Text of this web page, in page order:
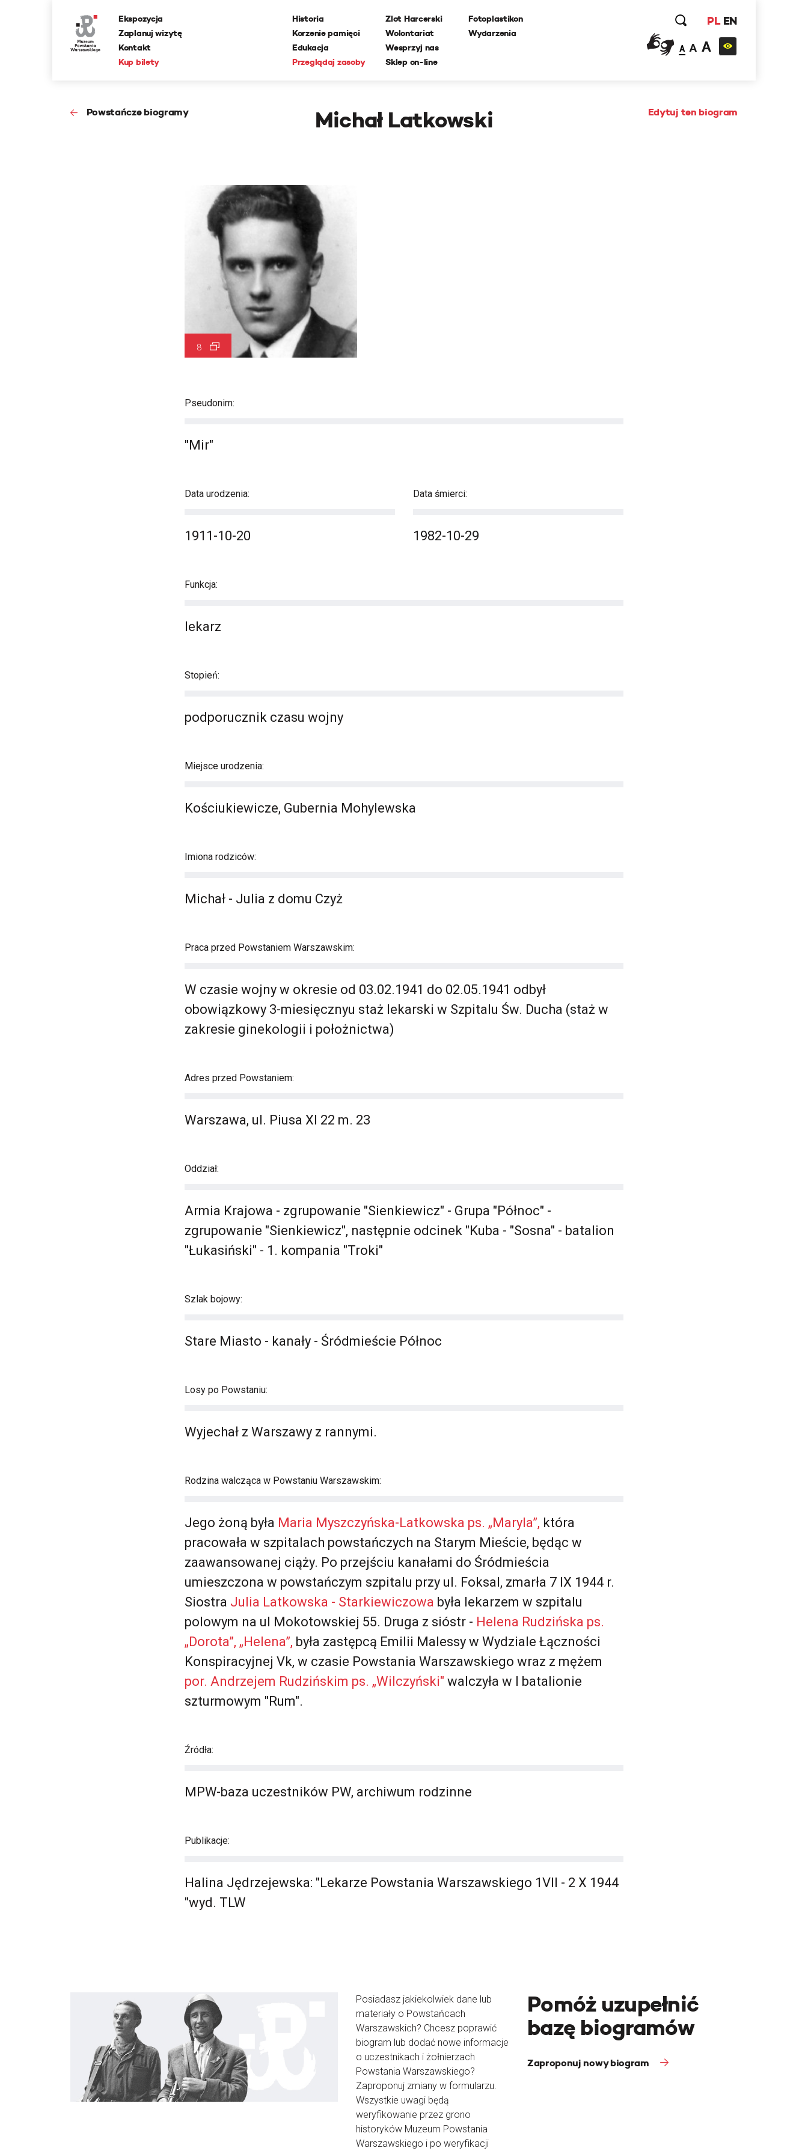
Ekspozycja
Zaplanuj wizytę
Kontakt
Kup bilety
Historia
Korzenie pamięci
Edukacja
Przeglądaj zasoby
Zlot Harcerski
Wolontariat
Wesprzyj nas
Sklep on-line
Fotoplastikon
Wydarzenia
PL EN
A A A
Powstańcze biogramy Edytuj ten biogram
Michał Latkowski
8
Pseudonim:
"Mir"
Data urodzenia:
1911-10-20
Data śmierci:
1982-10-29
Funkcja:
lekarz
Stopień:
podporucznik czasu wojny
Miejsce urodzenia:
Kościukiewicze, Gubernia Mohylewska
Imiona rodziców:
Michał - Julia z domu Czyż
Praca przed Powstaniem Warszawskim:
W czasie wojny w okresie od 03.02.1941 do 02.05.1941 odbył
obowiązkowy 3-miesięcznyu staż lekarski w Szpitalu Św. Ducha (staż w
zakresie ginekologii i położnictwa)
Adres przed Powstaniem:
Warszawa, ul. Piusa XI 22 m. 23
Oddział:
Armia Krajowa - zgrupowanie "Sienkiewicz" - Grupa "Północ" -
zgrupowanie "Sienkiewicz", następnie odcinek "Kuba - "Sosna" - batalion
"Łukasiński" - 1. kompania "Troki"
Szlak bojowy:
Stare Miasto - kanały - Śródmieście Północ
Losy po Powstaniu:
Wyjechał z Warszawy z rannymi.
Rodzina walcząca w Powstaniu Warszawskim:
Jego żoną była Maria Myszczyńska-Latkowska ps. „Maryla”, która
pracowała w szpitalach powstańczych na Starym Mieście, będąc w
zaawansowanej ciąży. Po przejściu kanałami do Śródmieścia
umieszczona w powstańczym szpitalu przy ul. Foksal, zmarła 7 IX 1944 r.
Siostra Julia Latkowska - Starkiewiczowa była lekarzem w szpitalu
polowym na ul Mokotowskiej 55. Druga z sióstr - Helena Rudzińska ps.
„Dorota”, „Helena”, była zastępcą Emilii Malessy w Wydziale Łączności
Konspiracyjnej Vk, w czasie Powstania Warszawskiego wraz z mężem
por. Andrzejem Rudzińskim ps. „Wilczyński" walczyła w I batalionie
szturmowym "Rum".
Źródła:
MPW-baza uczestników PW, archiwum rodzinne
Publikacje:
Halina Jędrzejewska: "Lekarze Powstania Warszawskiego 1VII - 2 X 1944
"wyd. TLW
Posiadasz jakiekolwiek dane lub
materiały o Powstańcach
Warszawskich? Chcesz poprawić
biogram lub dodać nowe informacje
o uczestnikach i żołnierzach
Powstania Warszawskiego?
Zaproponuj zmiany w formularzu.
Wszystkie uwagi będą
weryfikowanie przez grono
historyków Muzeum Powstania
Warszawskiego i po weryfikacji
Pomóż uzupełnić
bazę biogramów
Zaproponuj nowy biogram